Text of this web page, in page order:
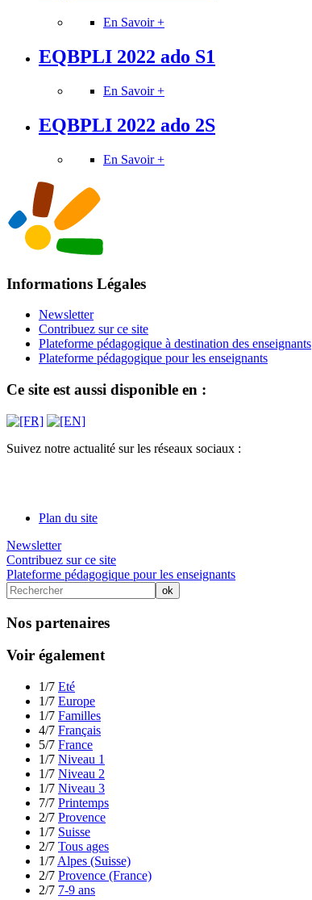
En Savoir +
EQBPLI 2022 ado S1
En Savoir +
EQBPLI 2022 ado 2S
En Savoir +
Informations Légales
Newsletter
Contribuez sur ce site
Plateforme pédagogique à destination des enseignants
Plateforme pédagogique pour les enseignants
Ce site est aussi disponible en :
Suivez notre actualité sur les réseaux sociaux :
Plan du site
Newsletter
Contribuez sur ce site
Plateforme pédagogique pour les enseignants
Nos partenaires
Voir également
1/7 Eté
1/7 Europe
1/7 Familles
4/7 Français
5/7 France
1/7 Niveau 1
1/7 Niveau 2
1/7 Niveau 3
7/7 Printemps
2/7 Provence
1/7 Suisse
2/7 Tous ages
1/7 Alpes (Suisse)
2/7 Provence (France)
2/7 7-9 ans